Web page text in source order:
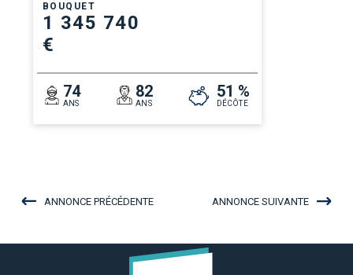
BOUQUET
1 345 740
€
74
ANS
82
ANS
51 %
DÉCÔTE
ANNONCE PRÉCÉDENTE ANNONCE SUIVANTE